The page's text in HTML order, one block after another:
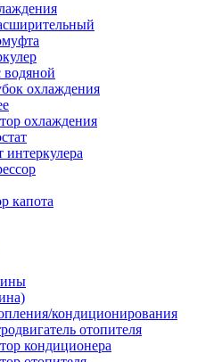
водяной
охлаждения
охлаждения
интеркулера
капота
кондиционирования
отопителя
кондиционера